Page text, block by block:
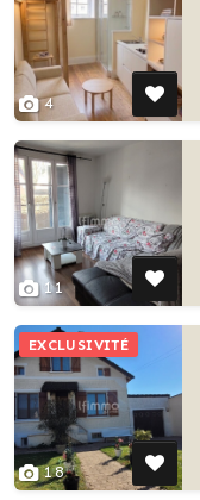
4
11
18
EXCLUSIVITÉ